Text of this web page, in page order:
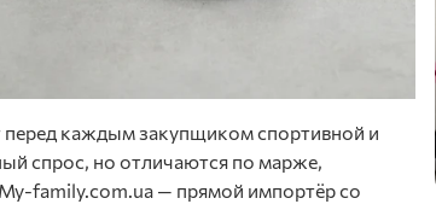
каждым закупщиком спортивной и
спрос, но отличаются по марже,
family.com.ua — прямой импортёр со